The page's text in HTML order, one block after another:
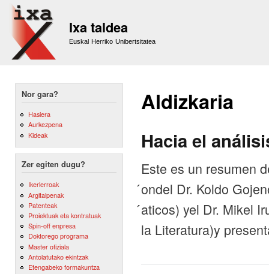
Ixa taldea
Euskal Herriko Unibertsitatea
Nor gara?
Hasiera
Aurkezpena
Kideak
Zer egiten dugu?
Ikerlerroak
Argitalpenak
Patenteak
Proiektuak eta kontratuak
Spin-off enpresa
Doktorego programa
Master ofiziala
Antolatutako ekintzak
Etengabeko formakuntza
Aldizkaria
Hacia el
Este es un resumen
́ondel Dr. Koldo
́aticos) yel Dr. Mikel
la Literatura)y